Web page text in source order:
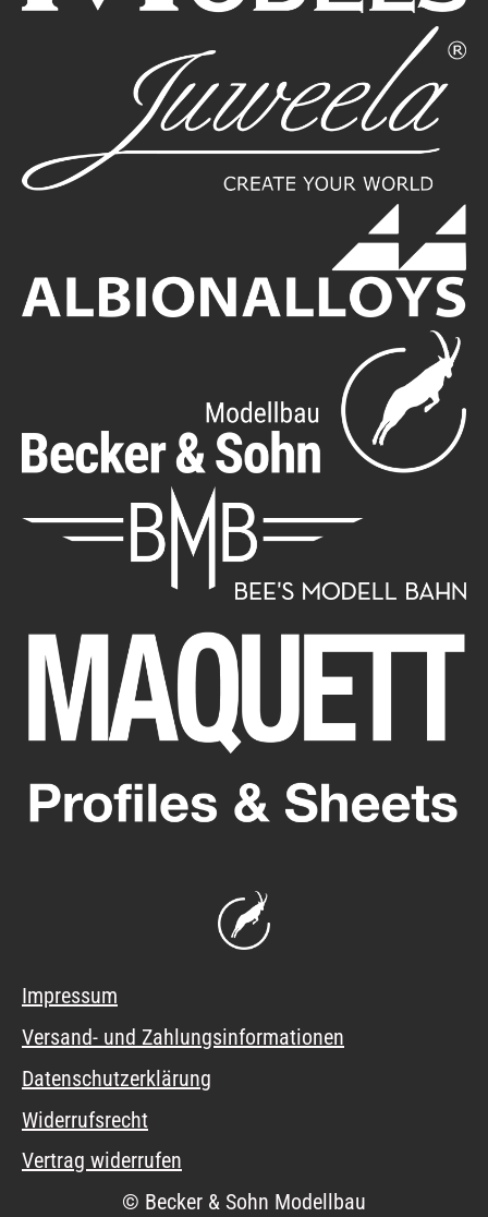
Impressum
Versand- und Zahlungsinformationen
Datenschutzerklärung
Widerrufsrecht
Vertrag widerrufen
© Becker & Sohn Modellbau